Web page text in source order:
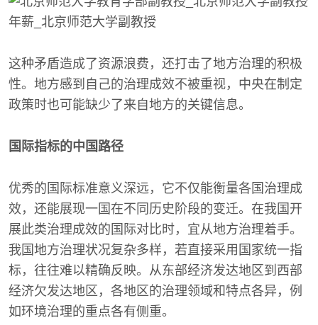
这种矛盾造成了资源浪费，还打击了地方治理的积极
性。地方感到自己的治理成效不被重视，中央在制定
政策时也可能缺少了来自地方的关键信息。
国际指标的中国路径
优秀的国际标准意义深远，它不仅能衡量各国治理成
效，还能展现一国在不同历史阶段的变迁。在我国开
展此类治理成效的国际对比时，宜从地方治理着手。
我国地方治理状况复杂多样，若直接采用国家统一指
标，往往难以精确反映。从东部经济发达地区到西部
经济欠发达地区，各地区的治理领域和特点各异，例
如环境治理的重点各有侧重。